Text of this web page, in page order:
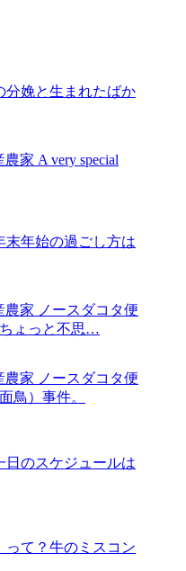
分娩と生まれたばか
農家 A very special
末年始の過ごし方は
農家 ノースダコタ便
ょっと不思…
農家 ノースダコタ便
鳥）事件。
日のスケジュールは
って？牛のミスコン